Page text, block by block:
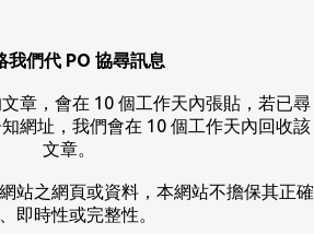
我們代 PO 協尋訊息
章，會在 10 個工作天內張貼，若已尋
網址，我們會在 10 個工作天內回收該
文章。
站之網頁或資料，本網站不擔保其正確
即時性或完整性。